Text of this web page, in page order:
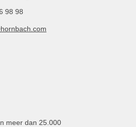
98 98
meer dan 25.000